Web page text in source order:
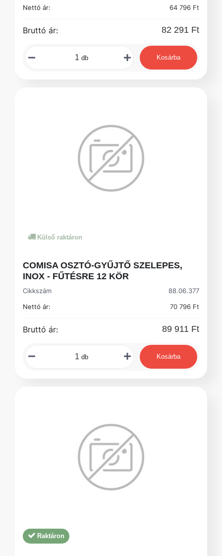
Nettó ár:
64 796 Ft
Bruttó ár: 82 291 Ft
db Kosárba
Külső raktáron
COMISA OSZTÓ-GYŰJTŐ SZELEPES,
INOX - FŰTÉSRE 12 KÖR
Cikkszám
88.06.377
Nettó ár:
70 796 Ft
Bruttó ár: 89 911 Ft
db Kosárba
Raktáron